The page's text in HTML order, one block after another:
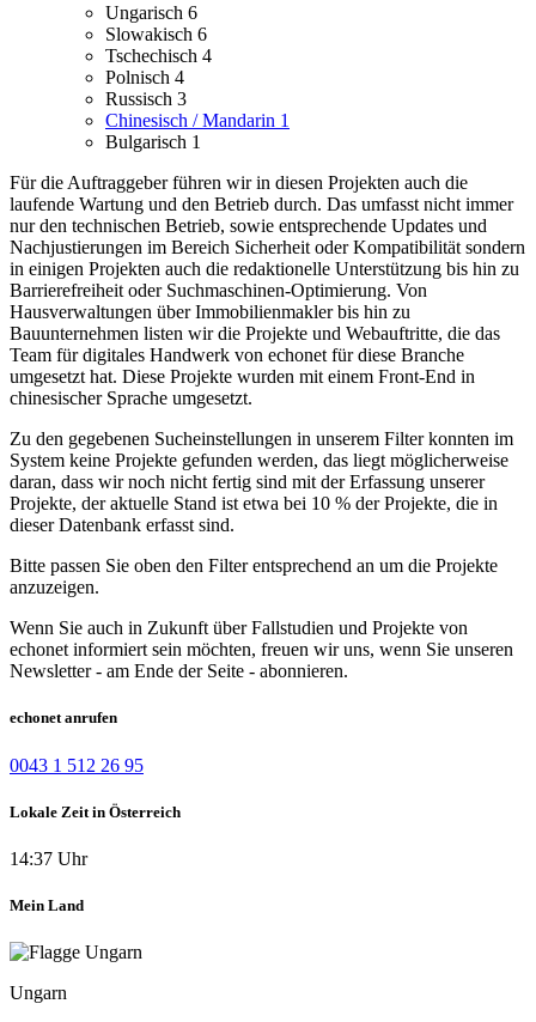
Ungarisch 6
Slowakisch 6
Tschechisch 4
Polnisch 4
Russisch 3
Chinesisch / Mandarin 1
Bulgarisch 1
Für die Auftraggeber führen wir in diesen Projekten auch die
laufende Wartung und den Betrieb durch. Das umfasst nicht immer
nur den technischen Betrieb, sowie entsprechende Updates und
Nachjustierungen im Bereich Sicherheit oder Kompatibilität sondern
in einigen Projekten auch die redaktionelle Unterstützung bis hin zu
Barrierefreiheit oder Suchmaschinen-Optimierung. Von
Hausverwaltungen über Immobilienmakler bis hin zu
Bauunternehmen listen wir die Projekte und Webauftritte, die das
Team für digitales Handwerk von echonet für diese Branche
umgesetzt hat. Diese Projekte wurden mit einem Front-End in
chinesischer Sprache umgesetzt.
Zu den gegebenen Sucheinstellungen in unserem Filter konnten im
System keine Projekte gefunden werden, das liegt möglicherweise
daran, dass wir noch nicht fertig sind mit der Erfassung unserer
Projekte, der aktuelle Stand ist etwa bei 10 % der Projekte, die in
dieser Datenbank erfasst sind.
Bitte passen Sie oben den Filter entsprechend an um die Projekte
anzuzeigen.
Wenn Sie auch in Zukunft über Fallstudien und Projekte von
echonet informiert sein möchten, freuen wir uns, wenn Sie unseren
Newsletter - am Ende der Seite - abonnieren.
echonet anrufen
0043 1 512 26 95
Lokale Zeit in Österreich
14:37 Uhr
Mein Land
Ungarn